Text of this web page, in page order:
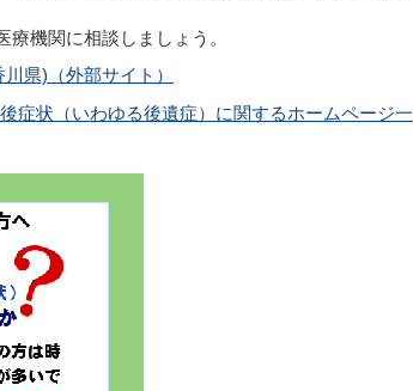
機関に相談しましょう。
県)（外部サイト）
症状（いわゆる後遺症）に関するホームページ一